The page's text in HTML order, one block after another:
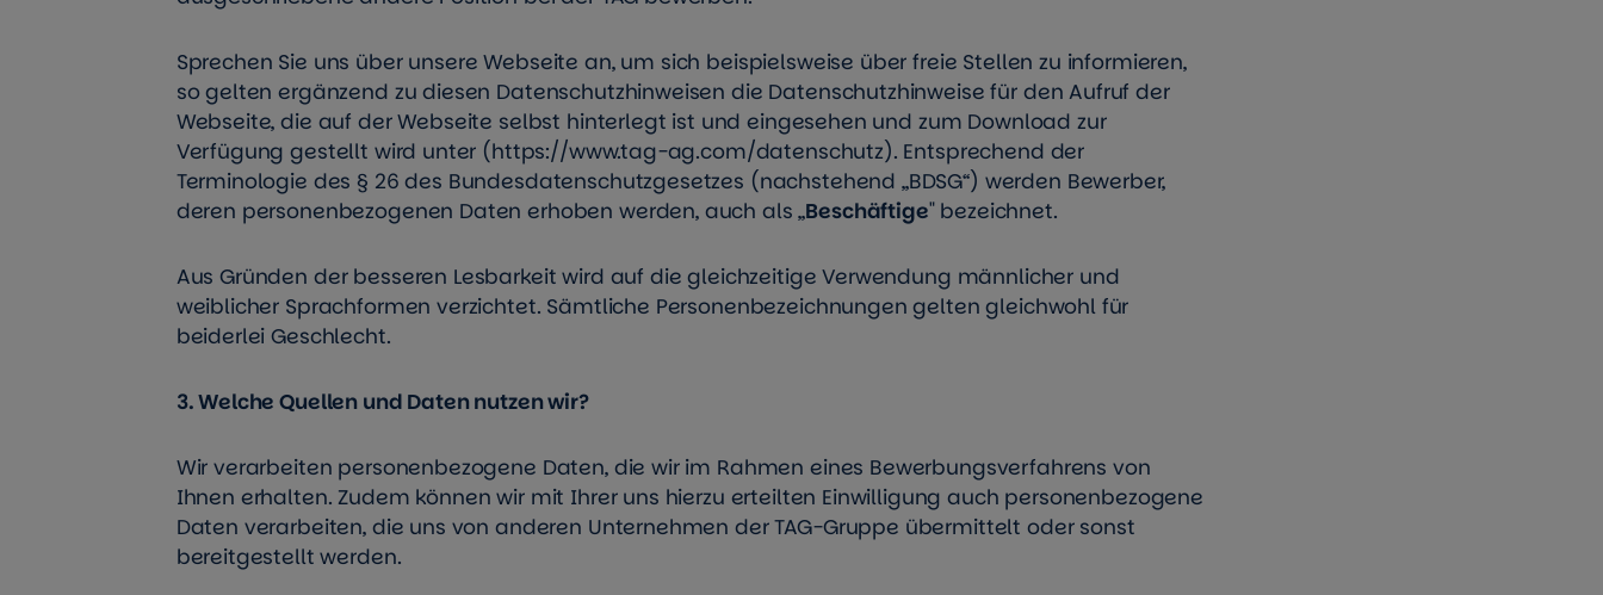
Sprechen Sie uns über unsere Webseite an, um sich beispielsweise über freie Stellen zu informieren,
so gelten ergänzend zu diesen Datenschutzhinweisen die Datenschutzhinweise für den Aufruf der
Webseite, die auf der Webseite selbst hinterlegt ist und eingesehen und zum Download zur
Verfügung gestellt wird unter (https://www.tag-ag.com/datenschutz). Entsprechend der
Terminologie des § 26 des Bundesdatenschutzgesetzes (nachstehend „BDSG“) werden Bewerber,
deren personenbezogenen Daten erhoben werden, auch als „Beschäftige" bezeichnet.
Aus Gründen der besseren Lesbarkeit wird auf die gleichzeitige Verwendung männlicher und
weiblicher Sprachformen verzichtet. Sämtliche Personenbezeichnungen gelten gleichwohl für
beiderlei Geschlecht.
3. Welche Quellen und Daten nutzen wir?
Wir verarbeiten personenbezogene Daten, die wir im Rahmen eines Bewerbungsverfahrens von
Ihnen erhalten. Zudem können wir mit Ihrer uns hierzu erteilten Einwilligung auch personenbezogene
Daten verarbeiten, die uns von anderen Unternehmen der TAG-Gruppe übermittelt oder sonst
bereitgestellt werden.